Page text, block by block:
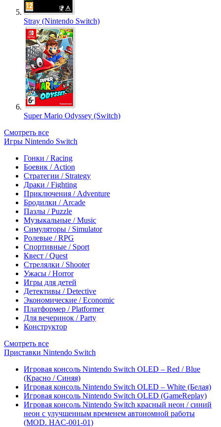
Stray (Nintendo Switch)
Super Mario Odyssey (Switch)
Смотреть все
Игры Nintendo Switch
Гонки / Racing
Боевик / Action
Стратегии / Strategy
Драки / Fighting
Приключения / Adventure
Бродилки / Arcade
Пазлы / Puzzle
Музыкальные / Music
Симуляторы / Simulator
Ролевые / RPG
Спортивные / Sport
Квест / Quest
Стрелялки / Shooter
Ужасы / Horror
Игры для детей
Детективы / Detective
Экономические / Economic
Платформер / Platformer
Для вечеринок / Party
Конструктор
Смотреть все
Приставки Nintendo Switch
Игровая консоль Nintendo Switch OLED – Red / Blue
(Красно / Синяя)
Игровая консоль Nintendo Switch OLED – White (Белая)
Игровая консоль Nintendo Switch OLED (GameReplay)
Игровая консоль Nintendo Switch красный неон / синий
неон с улучшенным временем автономной работы
(MOD. HAC-001-01)